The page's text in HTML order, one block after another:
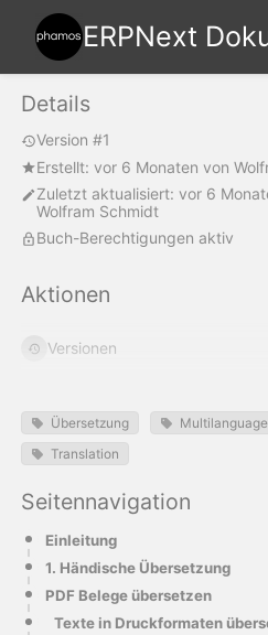
ERPNext
Details
Version #1
Erstellt: vor 6 Monaten von
Zuletzt aktualisiert: vor 6
Wolfram Schmidt
Buch-Berechtigungen aktiv
Aktionen
Versionen
Übersetzung
Multilanguage
Translation
Seitennavigation
Einleitung
1. Händische Übersetzung
PDF Belege übersetzen
Texte in Druckformaten